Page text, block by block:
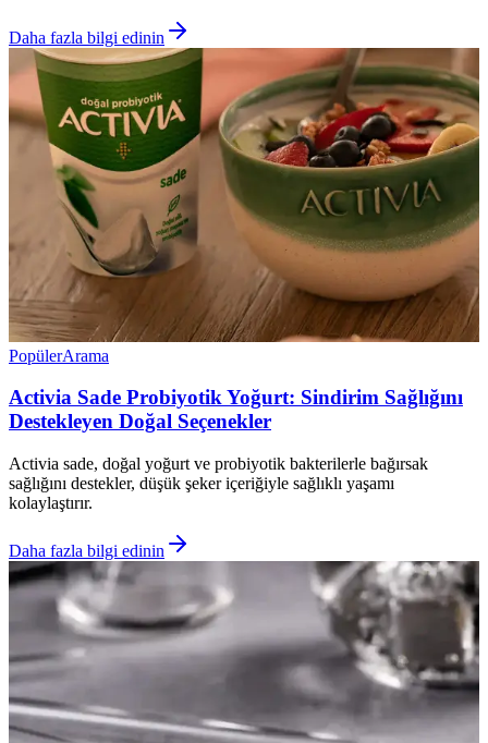
Daha fazla bilgi edinin
PopülerArama
Activia Sade Probiyotik Yoğurt: Sindirim Sağlığını
Destekleyen Doğal Seçenekler
Activia sade, doğal yoğurt ve probiyotik bakterilerle bağırsak
sağlığını destekler, düşük şeker içeriğiyle sağlıklı yaşamı
kolaylaştırır.
Daha fazla bilgi edinin